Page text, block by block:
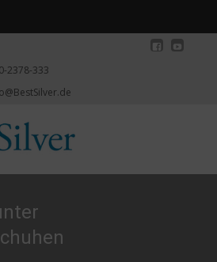
2378-333